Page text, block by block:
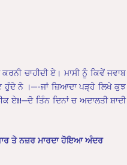
ਚਾਹੀਦੀ ਏ। ਮਾਸੀ ਨੂੰ ਕਿਵੇਂ ਜਵਾਬ
ਹੁੰਦੇ ਨੇ ।—-ਜਾਂ ਜ਼ਿਆਦਾ ਪੜ੍ਹੇ ਲਿਖੇ ਕੁਝ
ਏ!!—ਦੋ ਤਿੰਨ ਦਿਨਾਂ ਚ ਅਦਾਲਤੀ ਸ਼ਾਦੀ
ਤੇ ਨਜ਼ਰ ਮਾਰਦਾ ਹੋਇਆ ਅੰਦਰ